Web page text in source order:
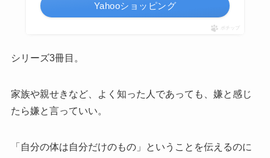
Yahooショッピング
ポチップ
シリーズ3冊目。
家族や親せきなど、よく知った人であっても、嫌と感じ
たら嫌と言っていい。
「自分の体は自分だけのもの」ということを伝えるのに